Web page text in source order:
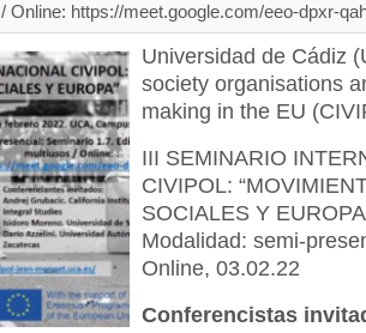
Online: https://meet.google.com/eeo-dpxr-
Universidad de Cádiz
society organisations
making in the EU
III SEMINARIO
CIVIPOL:
SOCIALES Y
Modalidad: semi-
Online, 03.02.22
Conferencistas